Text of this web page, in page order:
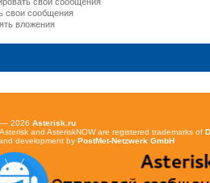
свои сообщения
вложения
2026 Asterisk.ru
and AsteriskNOW are registered trademarks of
development by PostMet-Netzwerk GmbH